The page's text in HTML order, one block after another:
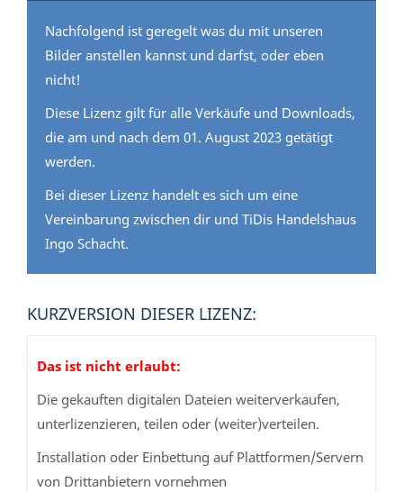
Nachfolgend ist geregelt was du mit unseren
Bilder anstellen kannst und darfst, oder eben
nicht!
Diese Lizenz gilt für alle Verkäufe und Downloads,
die am und nach dem 01. August 2023 getätigt
werden.
Bei dieser Lizenz handelt es sich um eine
Vereinbarung zwischen dir und TiDis Handelshaus
Ingo Schacht.
KURZVERSION DIESER LIZENZ:
Das ist nicht erlaubt:
Die gekauften digitalen Dateien weiterverkaufen,
unterlizenzieren, teilen oder (weiter)verteilen.
Installation oder Einbettung auf Plattformen/Servern
von Drittanbietern vornehmen